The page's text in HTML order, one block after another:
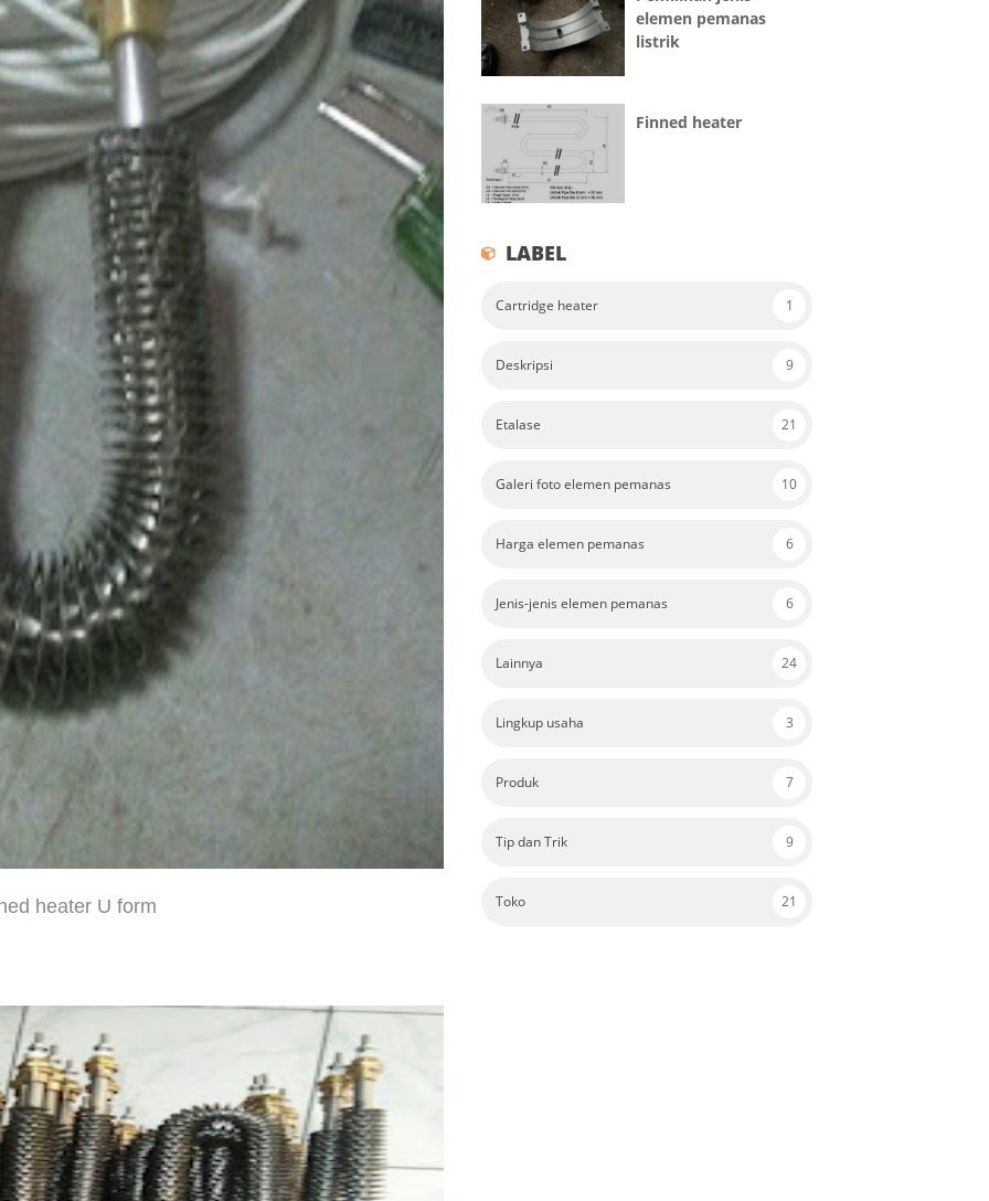
heater U form
elemen pemanas
listrik
Finned heater
LABEL
Cartridge heater 1
Deskripsi 9
Etalase 21
Galeri foto elemen pemanas 10
Harga elemen pemanas 6
Jenis-jenis elemen pemanas 6
Lainnya 24
Lingkup usaha 3
Produk 7
Tip dan Trik 9
Toko 21